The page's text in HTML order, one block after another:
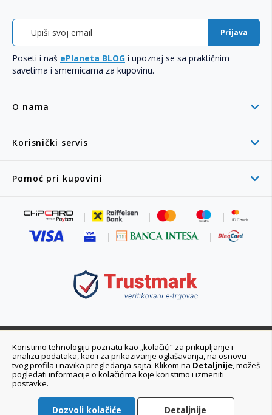
O nama
Korisnički servis
Pomoć pri kupovini
Prijava
Poseti i naš ePlaneta BLOG i upoznaj se sa praktičnim
savetima i smernicama za kupovinu.
011 6355 550
Ponedeljak - Petak 08:00 - 20:00h
Koristimo tehnologiju poznatu kao „kolačići“ za prikupljanje i
analizu podataka, kao i za prikazivanje oglašavanja, na osnovu
tvog profila i navika pregledanja sajta. Klikom na Detaljnije, možeš
pogledati informacije o kolačićima koje koristimo i izmeniti
postavke.
Dozvoli kolačiće Detaljnije